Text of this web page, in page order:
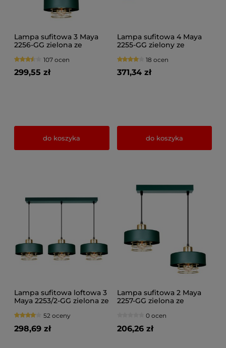
Lampa sufitowa 3 Maya
2256-GG zielona ze
miedzią
107 ocen
299,55 zł
do koszyka
Lampa sufitowa 4 Maya
2255-GG zielony ze
miedzią
18 ocen
371,34 zł
do koszyka
Lampa sufitowa loftowa 3
Maya 2253/2-GG zielona ze
miedzią
52 oceny
298,69 zł
Lampa sufitowa 2 Maya
2257-GG zielona ze
0 ocen
206,26 zł